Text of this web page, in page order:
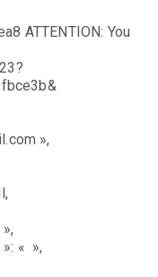
ATTENTION: You
»,
« »,